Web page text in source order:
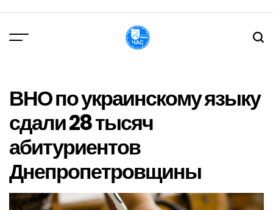
вмісту
ВНО по украинскому языку
сдали 28 тысяч
абитуриентов
Днепропетровщины